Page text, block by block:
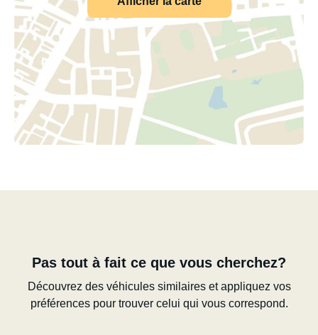
Pas tout à fait ce que vous cherchez?
Découvrez des véhicules similaires et appliquez vos
préférences pour trouver celui qui vous correspond.